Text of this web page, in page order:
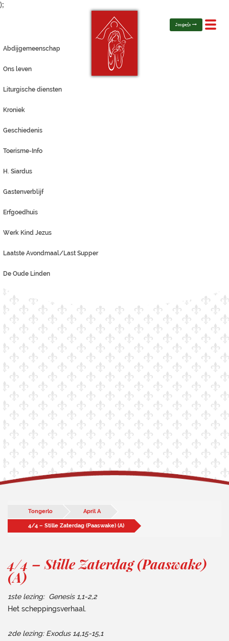
);
Toggle
Jongerlo
Abdijgemeenschap
Ons leven
Liturgische diensten
Kroniek
Geschiedenis
Toerisme-Info
H. Siardus
Gastenverblijf
Erfgoedhuis
Werk Kind Jezus
Laatste Avondmaal/Last Supper
De Oude Linden
Tongerlo April A
4/4 – Stille Zaterdag (Paaswake) (A)
4/4 – Stille Zaterdag (Paaswake)
(A)
1ste lezing: Genesis 1,1-2,2
Het scheppingsverhaal.
2de lezing: Exodus 14,15-15,1